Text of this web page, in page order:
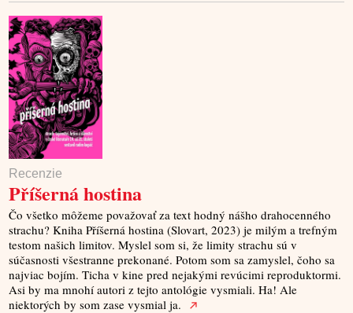
Recenzie
Příšerná hostina
Čo všetko môžeme považovať za text hodný nášho drahocenného
strachu? Kniha Příšerná hostina (Slovart, 2023) je milým a trefným
testom našich limitov. Myslel som si, že limity strachu sú v
súčasnosti všestranne prekonané. Potom som sa zamyslel, čoho sa
najviac bojím. Ticha v kine pred nejakými revúcimi reproduktormi.
Asi by ma mnohí autori z tejto antológie vysmiali. Ha! Ale
niektorých by som zase vysmial ja.